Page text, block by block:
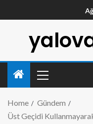
Home
Gündem
Üst Geçidi